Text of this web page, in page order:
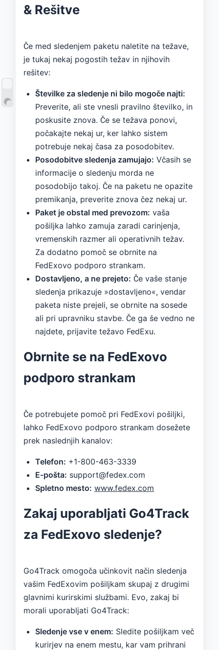
& Rešitve
Če med sledenjem paketu naletite na težave,
je tukaj nekaj pogostih težav in njihovih
rešitev:
Številke za sledenje ni bilo mogoče najti:
Preverite, ali ste vnesli pravilno številko, in
poskusite znova. Če se težava ponovi,
počakajte nekaj ur, ker lahko sistem
potrebuje nekaj časa za posodobitev.
Posodobitve sledenja zamujajo: Včasih se
informacije o sledenju morda ne
posodobijo takoj. Če na paketu ne opazite
premikanja, preverite znova čez nekaj ur.
Paket je obstal med prevozom: vaša
pošiljka lahko zamuja zaradi carinjenja,
vremenskih razmer ali operativnih težav.
Za dodatno pomoč se obrnite na
FedExovo podporo strankam.
Dostavljeno, a ne prejeto: Če vaše stanje
sledenja prikazuje »dostavljeno«, vendar
paketa niste prejeli, se obrnite na sosede
ali pri upravniku stavbe. Če ga še vedno ne
najdete, prijavite težavo FedExu.
Obrnite se na FedExovo
podporo strankam
Če potrebujete pomoč pri FedExovi pošiljki,
lahko FedExovo podporo strankam dosežete
prek naslednjih kanalov:
Telefon: +1-800-463-3339
E-pošta: support@fedex.com
Spletno mesto: www.fedex.com
Zakaj uporabljati Go4Track
za FedExovo sledenje?
Go4Track omogoča učinkovit način sledenja
vašim FedExovim pošiljkam skupaj z drugimi
glavnimi kurirskimi službami. Evo, zakaj bi
morali uporabljati Go4Track:
Sledenje vse v enem: Sledite pošiljkam več
kurirjev na enem mestu, kar vam prihrani